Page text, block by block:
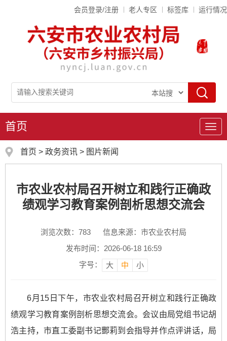
会员登录/注册 老人专区 标签库 运行情况
导
航
首页
首页 > 政务资讯 > 图片新闻
市农业农村局召开树立和践行正确政
绩观学习教育案例剖析思想交流会
浏览次数： 783
信息来源：市农业农村局
发布时间：2026-06-18 16:59
字号：
大 中 小
6月15日下午，市农业农村局召开树立和践行正确政
绩观学习教育案例剖析思想交流会。会议由局党组书记胡
浩主持，市直工委副书记酆莉到会指导并作点评讲话，局